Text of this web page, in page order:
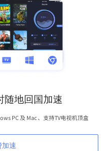
随地回国加速
PC 及 Mac 、支持TV电视机顶盒
加速